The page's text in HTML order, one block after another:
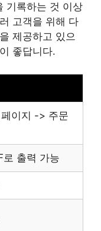
기록하는 것 이상
고객을 위해 다
제공하고 있으
좋답니다.
이지 -> 주문
로 출력 가능